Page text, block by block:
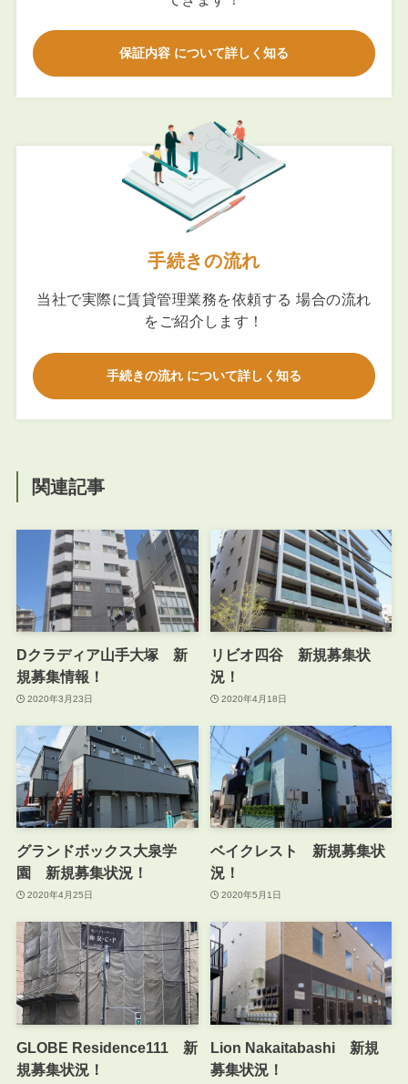
保証内容 について詳しく知る
手続きの流れ
当社で実際に賃貸管理業務を依頼する 場合の流れ
をご紹介します！
手続きの流れ について詳しく知る
関連記事
Dクラディア山手大塚 新
規募集情報！
2020年3月23日
リビオ四谷 新規募集状
況！
2020年4月18日
グランドボックス大泉学
園 新規募集状況！
2020年4月25日
ベイクレスト 新規募集状
況！
2020年5月1日
GLOBE Residence111 新
規募集状況！
Lion Nakaitabashi 新規
募集状況！